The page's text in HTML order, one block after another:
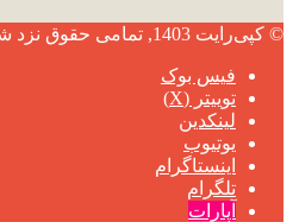
© کپی‌رایت 1403, تمامی حقوق نزد شرکت
فیس بوک
توییتر (X)
لینکدین
یوتیوب
اینستاگرام
تلگرام
آپارات